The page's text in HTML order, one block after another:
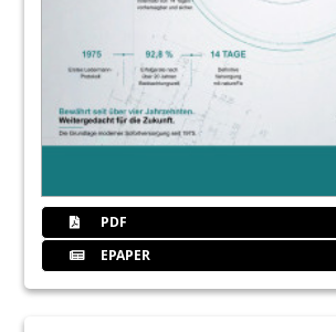
PDF
EPAPER